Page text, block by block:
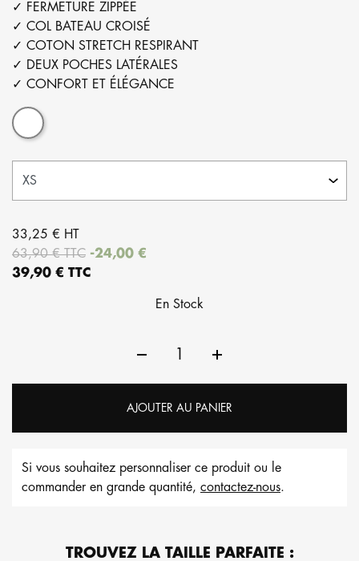
✓ FERMETURE ZIPPÉE
✓ COL BATEAU CROISÉ
✓ COTON STRETCH RESPIRANT
✓ DEUX POCHES LATÉRALES
✓ CONFORT ET ÉLÉGANCE
Blanc
33,25 € HT
63,90 € TTC -24,00 €
39,90 € TTC
En Stock
AJOUTER AU PANIER
Si vous souhaitez personnaliser ce produit ou le
commander en grande quantité, contactez-nous.
TROUVEZ LA TAILLE PARFAITE :